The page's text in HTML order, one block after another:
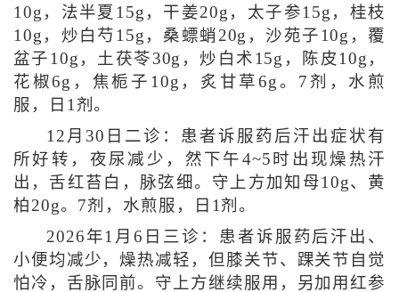
10g，法半夏15g，干姜20g，太子参15g，桂枝
10g，炒白芍15g，桑螵蛸20g，沙苑子10g，覆
盆子10g，土茯苓30g，炒白术15g，陈皮10g，
花椒6g，焦栀子10g，炙甘草6g。7剂，水煎
服，日1剂。
12月30日二诊：患者诉服药后汗出症状有
所好转，夜尿减少，然下午4~5时出现燥热汗
出，舌红苔白，脉弦细。守上方加知母10g、黄
柏20g。7剂，水煎服，日1剂。
2026年1月6日三诊：患者诉服药后汗出、
小便均减少，燥热减轻，但膝关节、踝关节自觉
怕冷，舌脉同前。守上方继续服用，另加用红参